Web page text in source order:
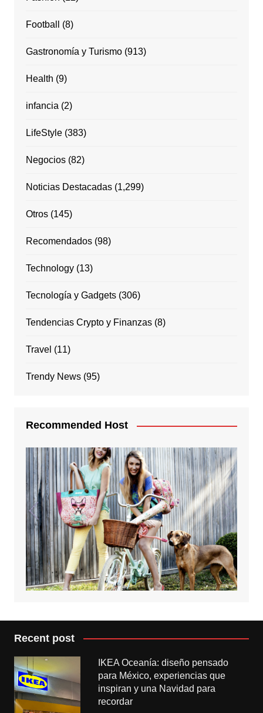
Football (8)
Gastronomía y Turismo(913)
Health (9)
infancia (2)
LifeStyle(383)
Negocios(82)
Noticias Destacadas(1,299)
Otros(145)
Recomendados(98)
Technology(13)
Tecnología y Gadgets(306)
Tendencias Crypto y Finanzas(8)
Travel (11)
Trendy News(95)
Recommended Host
Recent post
IKEA Oceanía: diseño pensado
para México, experiencias que
inspiran y una Navidad para
recordar